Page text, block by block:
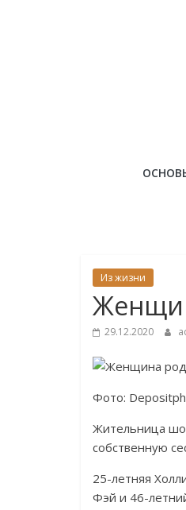
Из жизни
29.12.2020
Фото:
Жительница
собственную
25-летняя
Фэй и 46-